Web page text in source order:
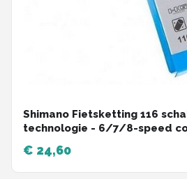
Shimano Fietsketting 116
technologie - 6/7/8-speed
€ 24,60